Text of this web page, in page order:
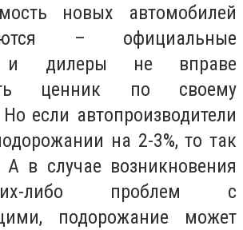
новых автомобилей
– официальные
и дилеры не вправе
ценник по своему
если автопроизводители
на 2-3%, то так
в случае возникновения
либо проблем с
подорожание может